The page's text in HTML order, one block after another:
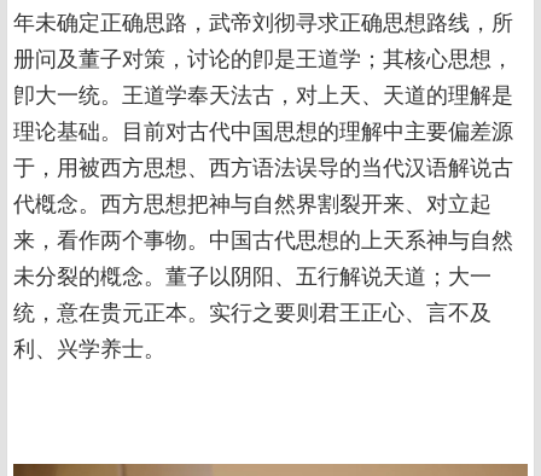
年未确定正确思路，武帝刘彻寻求正确思想路线，所
册问及董子对策，讨论的卽是王道学；其核心思想，
卽大一统。王道学奉天法古，对上天、天道的理解是
理论基础。目前对古代中国思想的理解中主要偏差源
于，用被西方思想、西方语法误导的当代汉语解说古
代槪念。西方思想把神与自然界割裂开来、对立起
来，看作两个事物。中国古代思想的上天系神与自然
未分裂的槪念。董子以阴阳、五行解说天道；大一
统，意在贵元正本。实行之要则君王正心、言不及
利、兴学养士。